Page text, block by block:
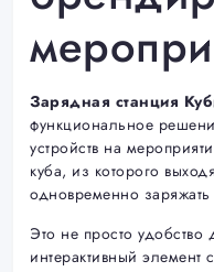
Зарядная станция
функциональное
устройств на
куба, из которого
одновременно
Это не просто
интерактивный